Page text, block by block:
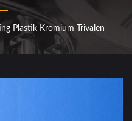
kualitas yang canggih
terintegrasi
Plastik Kromium Trivalen